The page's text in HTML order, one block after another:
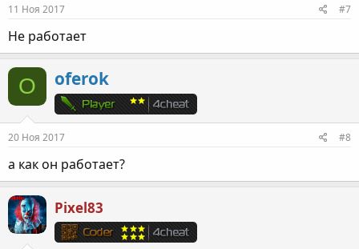
11 Ноя 2017 #7
Не работает
O oferok
20 Ноя 2017 #8
а как он работает?
Pixel83